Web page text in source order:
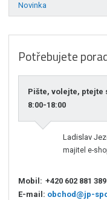
Novinka
Potřebujete
Pište, volejte, ptejte
8:00-18:00
Ladislav
majitel e-
Mobil: +420 602 881 389
E-mail: obchod@jp-